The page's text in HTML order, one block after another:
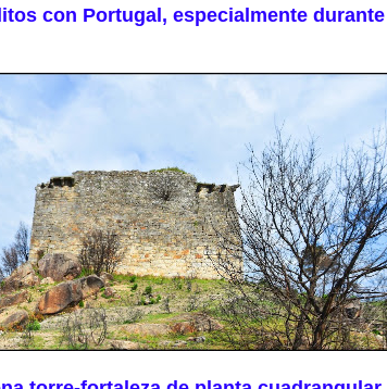
con Portugal, especialmente durante